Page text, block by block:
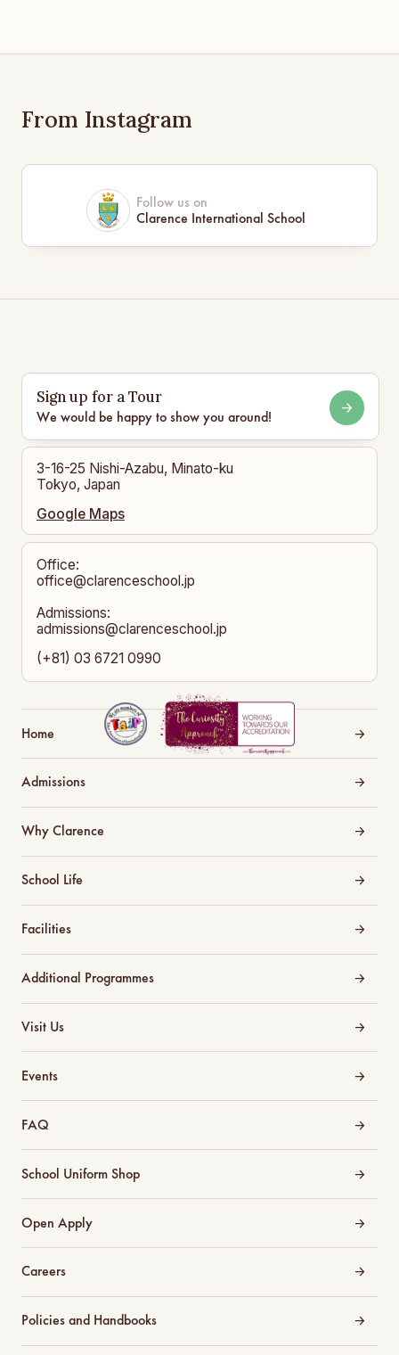
From Instagram
Follow us on
Clarence International School
Sign up for a Tour
We would be happy to show you around!
3-16-25 Nishi-Azabu, Minato-ku
Tokyo, Japan
Google Maps
Office:
office@clarenceschool.jp​
Admissions:
admissions@clarenceschool.jp
(+81) 03 6721 0990
Home
Admissions
Why Clarence
School Life
Facilities
Additional Programmes
Visit Us
Events
FAQ
School Uniform Shop
Open Apply
Careers
Policies and Handbooks